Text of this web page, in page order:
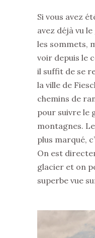
Si vous avez
avez déjà vu
les sommets,
voir depuis le
il suffit de se
la ville de
chemins de
pour suivre le
montagnes.
plus marqué,
On est
glacier et on
superbe vue